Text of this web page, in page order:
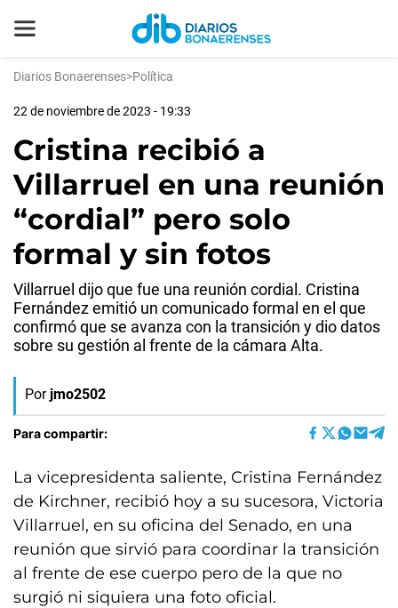
Diarios Bonaerenses>Política
22 de noviembre de 2023 - 19:33
Cristina recibió a
Villarruel en una reunión
“cordial” pero solo
formal y sin fotos
Villarruel dijo que fue una reunión cordial. Cristina
Fernández emitió un comunicado formal en el que
confirmó que se avanza con la transición y dio datos
sobre su gestión al frente de la cámara Alta.
Por jmo2502
Para compartir:
La vicepresidenta saliente, Cristina Fernández
de Kirchner, recibió hoy a su sucesora, Victoria
Villarruel, en su oficina del Senado, en una
reunión que sirvió para coordinar la transición
al frente de ese cuerpo pero de la que no
surgió ni siquiera una foto oficial.